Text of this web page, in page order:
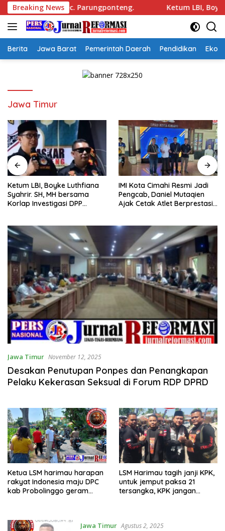
Langsung
ke
konten
Breaking News
Jaya Kec. Parungponteng. Ketum LBI, Boyke
Berita Jawa Barat Pemerintah Daerah Pendidikan
Jawa Timur
Ketum LBI, Boyke Luthfiana
Syahrir. SH, MH bersama
Korlap Investigasi DPP
Pembangunan Datatel
Diduga Belum Berizin di
Parungponteng,
IMI Kota Cimahi Resmi Jadi
Pengcab, Daniel Mutaqien
Ajak Cetak Atlet Berprestasi
Jawa Timur November 12, 2025
Desakan Penutupan Ponpes dan Penangkapan
Pelaku Kekerasan Seksual di Forum RDP DPRD
Ketua LSM harimau harapan
rakyat Indonesia maju DPC
kab Probolinggo geram
LSM Harimau tagih janji KPK,
untuk jemput paksa 21
tersangka, KPK jangan
Jawa Timur Agustus 2, 2025